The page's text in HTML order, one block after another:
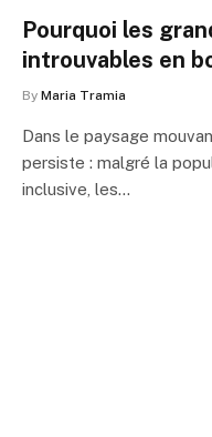
Pourquoi les
introuvables en
By Maria Tramia
Dans le paysage
persiste : malgré la
inclusive, les…